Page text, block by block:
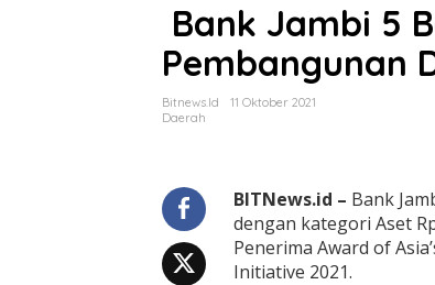
a
n
k
J
a
B
s
a
r
Bank Jambi 5
Pembangunan
Bitnews.id
11 Oktober 2021
Daerah
BITNews.id – Bank
dengan kategori Aset
Penerima Award of
Initiative 2021.